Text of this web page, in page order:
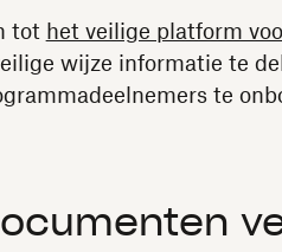
tot het veilige platform
wijze informatie te
te